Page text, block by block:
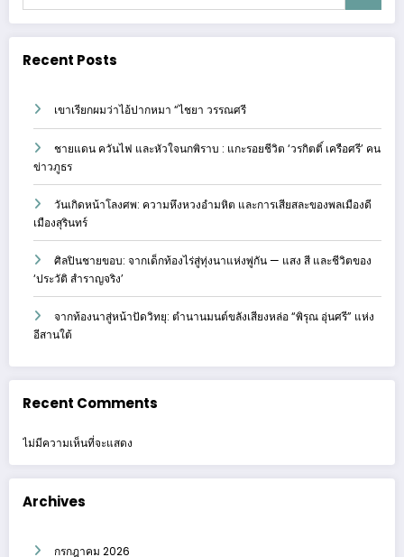
Recent Posts
เขาเรียกผมว่าไอ้ปากหมา “ไชยา วรรณศรี
ชายแดน ควันไฟ และหัวใจนกพิราบ : แกะรอยชีวิต ‘วรกิตติ์ เครือศรี’ คน
ข่าวภูธร
วันเกิดหน้าโลงศพ: ความหึงหวงอำมหิต และการเสียสละของพลเมืองดี
เมืองสุรินทร์
ศิลปินชายขอบ: จากเด็กท้องไร่สู่ทุ่งนาแห่งพู่กัน — แสง สี และชีวิตของ
‘ประวัติ สำราญจริง’
จากท้องนาสู่หน้าปัดวิทยุ: ตำนานมนต์ขลังเสียงหล่อ “พิรุณ อุ่นศรี” แห่ง
อีสานใต้
Recent Comments
ไม่มีความเห็นที่จะแสดง
Archives
กรกฎาคม 2026